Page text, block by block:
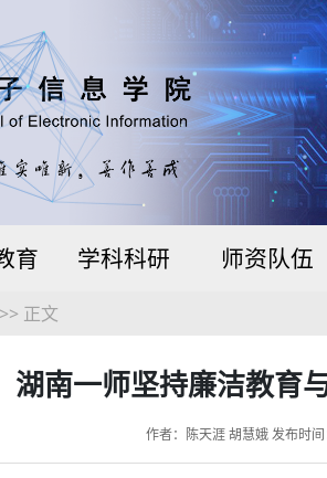
育 学科科研 师资队伍
>> 正文
湖南一师坚持廉洁教育
作者：陈天涯 胡慧娥 发布时